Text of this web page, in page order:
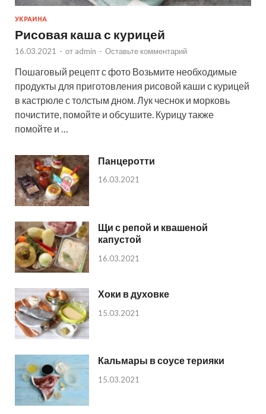
УКРАИНА
Рисовая каша с курицей
16.03.2021 - от admin - Оставьте комментарий
Пошаговый рецепт с фото Возьмите необходимые
продукты для приготовления рисовой каши с курицей
в кастрюле с толстым дном. Лук чеснок и морковь
почистите, помойте и обсушите. Курицу также
помойте и …
Панцеротти
16.03.2021
Щи с репой и квашеной
капустой
16.03.2021
Хоки в духовке
15.03.2021
Кальмары в соусе терияки
15.03.2021